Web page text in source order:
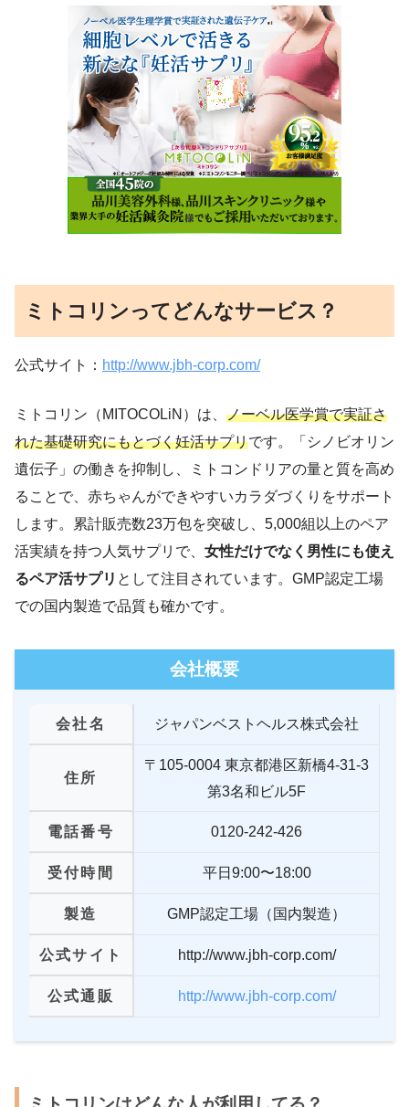
ミトコリンってどんなサービス？
公式サイト： http://www.jbh-corp.com/
ミトコリン（MITOCOLiN）は、 ノーベル医学賞で実証さ
れた基礎研究にもとづく妊活サプリです。「シノビオリン
遺伝子」の働きを抑制し、ミトコンドリアの量と質を高め
ることで、赤ちゃんができやすいカラダづくりをサポート
します。累計販売数23万包を突破し、5,000組以上のペア
活実績を持つ人気サプリで、 女性だけでなく男性にも使え
るペア活サプリ として注目されています。GMP認定工場
での国内製造で品質も確かです。
会社概要
会社名 ジャパンベストヘルス株式会社
住所
〒105-0004 東京都港区新橋4-31-3
第3名和ビル5F
電話番号 0120-242-426
受付時間 平日9:00〜18:00
製造 GMP認定工場（国内製造）
公式サイト http://www.jbh-corp.com/
公式通販 http://www.jbh-corp.com/